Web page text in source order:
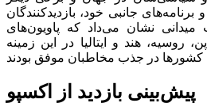
جانبی خود، بازدیدکنندگان
نشان می‌داد که پاویون‌‌‌های
روسیه، هند و ایتالیا در این زمینه
پیش‌بینی بازدید از اکسپو